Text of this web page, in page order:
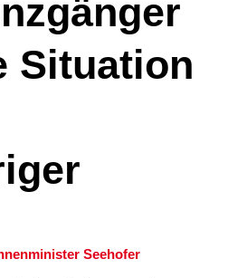
Situation
Seehofer